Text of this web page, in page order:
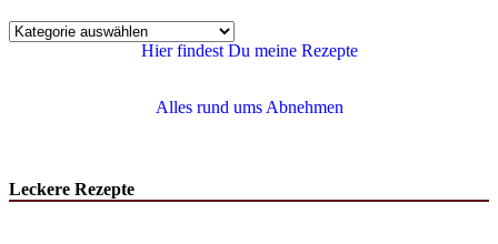
Hier findest Du meine Rezepte
Alles rund ums Abnehmen
Leckere Rezepte